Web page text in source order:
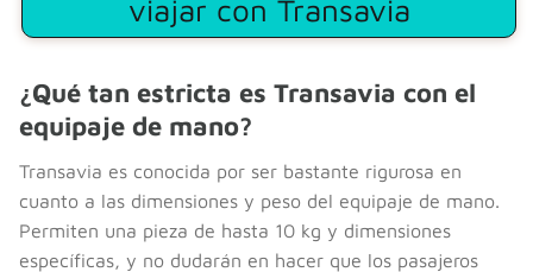
viajar con Transavia
¿Qué tan estricta es Transavia con el
equipaje de mano?
Transavia es conocida por ser bastante rigurosa en
cuanto a las dimensiones y peso del equipaje de mano.
Permiten una pieza de hasta 10 kg y dimensiones
específicas, y no dudarán en hacer que los pasajeros